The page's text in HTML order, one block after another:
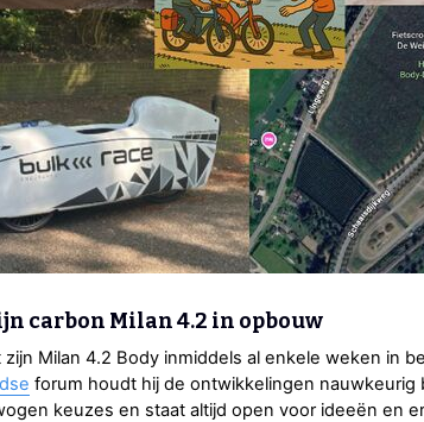
carbon Milan 4.2 in opbouw
Milan 4.2 Body inmiddels al enkele weken in
forum houdt hij de ontwikkelingen nauwkeurig
keuzes en staat altijd open voor ideeën en